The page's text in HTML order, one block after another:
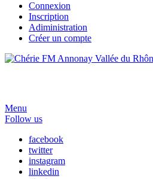
Connexion
Inscription
Adiministration
Créer un compte
Menu
Follow us
facebook
twitter
instagram
linkedin